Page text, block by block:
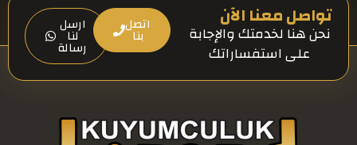
تواصل معنا الآن
نحن هنا لخدمتك والإجابة
على استفساراتك
اتصل
بنا
ارسل
لنا
رسالة